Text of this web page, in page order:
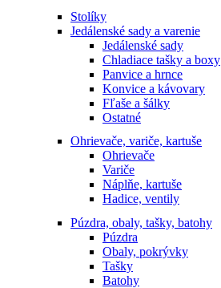
Stolíky
Jedálenské sady a varenie
Jedálenské sady
Chladiace tašky a boxy
Panvice a hrnce
Konvice a kávovary
Fľaše a šálky
Ostatné
Ohrievače, variče, kartuše
Ohrievače
Variče
Náplňe, kartuše
Hadice, ventily
Púzdra, obaly, tašky, batohy
Púzdra
Obaly, pokrývky
Tašky
Batohy